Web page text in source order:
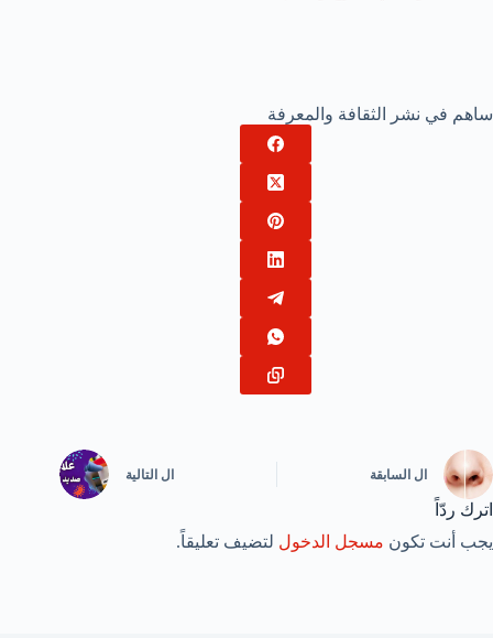
ساهم في نشر الثقافة والمعرفة
ال السابقة ال التالية
اترك ردّاً
يجب أنت تكون مسجل الدخول لتضيف تعليقاً.